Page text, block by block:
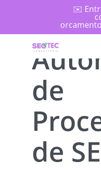
✉️
Search
de
de